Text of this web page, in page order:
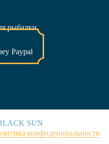
рыбалки
SUN
конфиденциальности